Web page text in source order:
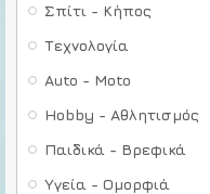
Σπίτι - Κήπος
Τεχνολογία
Auto - Moto
Hobby - Αθλητισμός
Παιδικά - Βρεφικά
Υγεία - Ομορφιά